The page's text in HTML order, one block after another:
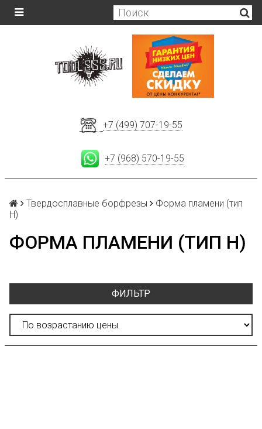
+7 (499) 707-19-55
+7 (968) 570-19-55
Твердосплавные борфрезы
Форма пламени (тип
H)
ФОРМА ПЛАМЕНИ (ТИП H)
ФИЛЬТР